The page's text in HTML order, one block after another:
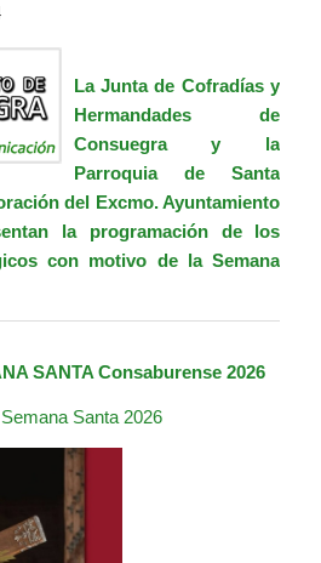
La Junta de Cofradías y
Hermandades de
Consuegra y la
Parroquia de Santa
del Excmo. Ayuntamiento
la programación de los
con motivo de la Semana
SANTA Consaburense 2026
Santa 2026